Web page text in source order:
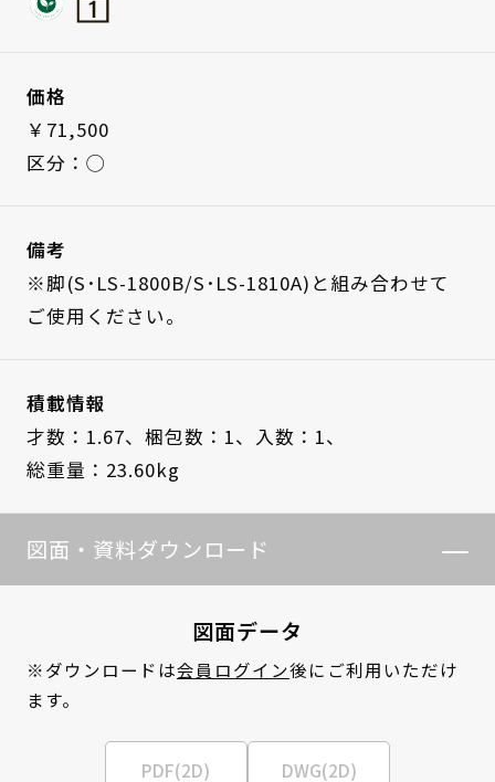
価格
￥71,500
区分：◯
備考
※脚(S･LS-1800B/S･LS-1810A)と組み合わせて
ご使用ください。
積載情報
才数：1.67、 梱包数：1、
入数：1、
総重量：23.60kg
図面・資料ダウンロード
図面データ
※ダウンロードは会員ログイン後にご利用いただけ
ます。
PDF(2D) DWG(2D)